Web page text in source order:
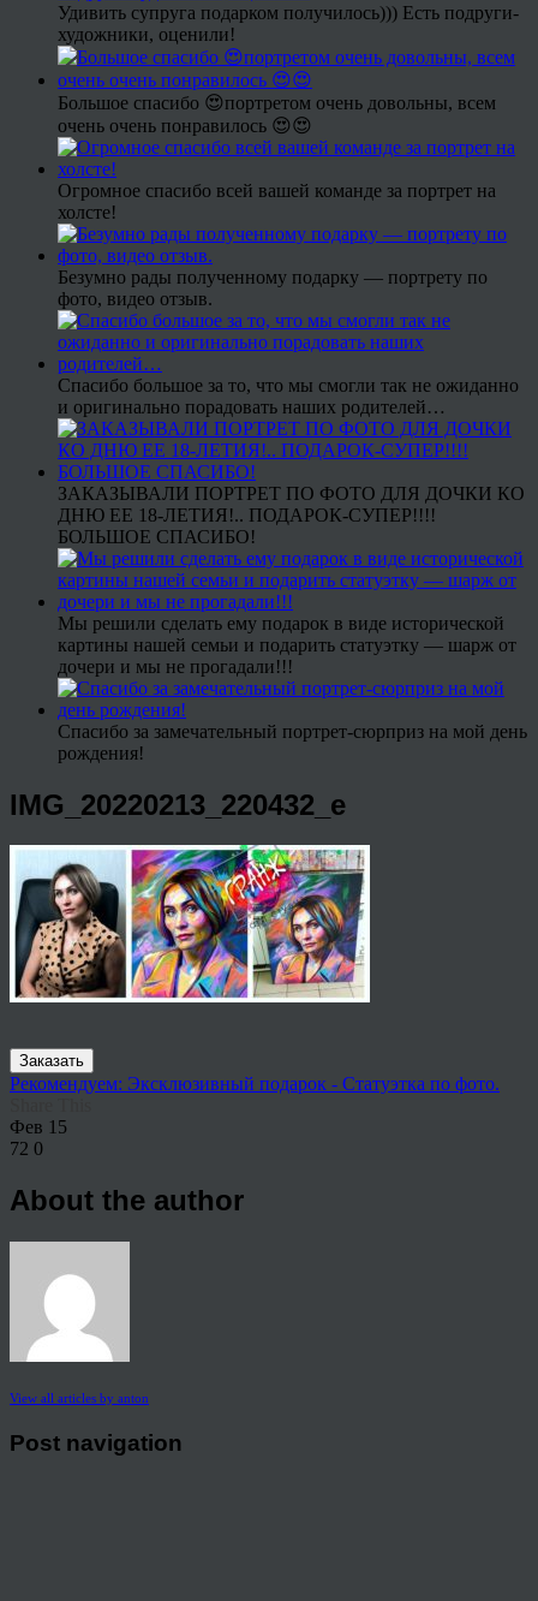
Удивить супруга подарком получилось))) Есть подруги-
художники, оценили!
Большое спасибо 😍портретом очень довольны, всем
очень очень понравилось 😍😍
Огромное спасибо всей вашей команде за портрет на
холсте!
Безумно рады полученному подарку — портрету по
фото, видео отзыв.
Спасибо большое за то, что мы смогли так не ожиданно
и оригинально порадовать наших родителей…
ЗАКАЗЫВАЛИ ПОРТРЕТ ПО ФОТО ДЛЯ ДОЧКИ КО
ДНЮ ЕЕ 18-ЛЕТИЯ!.. ПОДАРОК-СУПЕР!!!!
БОЛЬШОЕ СПАСИБО!
Мы решили сделать ему подарок в виде исторической
картины нашей семьи и подарить статуэтку — шарж от
дочери и мы не прогадали!!!
Спасибо за замечательный портрет-сюрприз на мой день
рождения!
IMG_20220213_220432_e
Заказать
Рекомендуем: Эксклюзивный подарок - Статуэтка по фото.
Фев 15
72 0
About the author
View all articles by anton
Post navigation